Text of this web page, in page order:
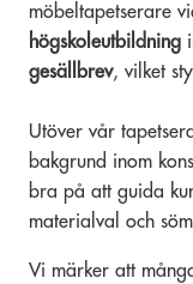
möbeltapetserare
högskoleutbildning
gesällbrev, vilket
Utöver vår
bakgrund inom
bra på att guida
materialval och
Vi märker att